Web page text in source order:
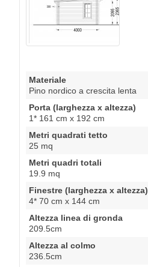
Materiale
Pino nordico a crescita lenta
Porta (larghezza x altezza)
1* 161 cm x 192 cm
Metri quadrati tetto
25 mq
Metri quadri totali
19.9 mq
Finestre (larghezza x altezza)
4* 70 cm x 144 cm
Altezza linea di gronda
209.5cm
Altezza al colmo
236.5cm